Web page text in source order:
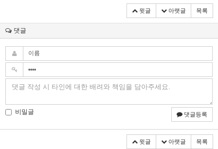
윗글 아랫글 목록
댓글
비밀글 댓글등록
윗글 아랫글 목록